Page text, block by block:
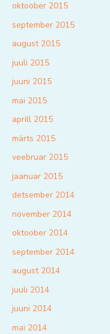
oktoober 2015
september 2015
august 2015
juuli 2015
juuni 2015
mai 2015
aprill 2015
märts 2015
veebruar 2015
jaanuar 2015
detsember 2014
november 2014
oktoober 2014
september 2014
august 2014
juuli 2014
juuni 2014
mai 2014